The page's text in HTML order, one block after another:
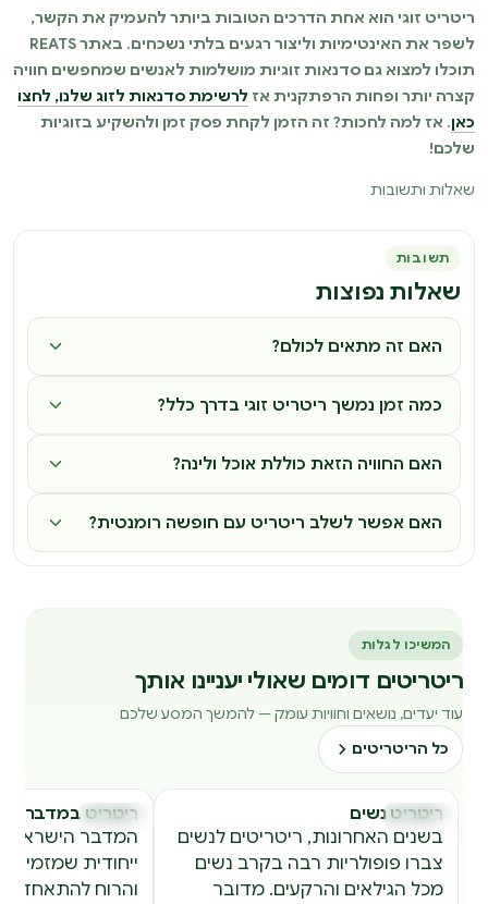
ריטריט זוגי הוא אחת הדרכים הטובות ביותר להעמיק את הקשר,
לשפר את האינטימיות וליצור רגעים בלתי נשכחים. באתר REATS
תוכלו למצוא גם סדנאות זוגיות מושלמות לאנשים שמחפשים חוויה
קצרה יותר ופחות הרפתקנית אז לרשימת סדנאות לזוג שלנו, לחצו
כאן. אז למה לחכות? זה הזמן לקחת פסק זמן ולהשקיע בזוגיות
שלכם!
שאלות ותשובות
תשובות
שאלות נפוצות
האם זה מתאים לכולם?
כמה זמן נמשך ריטריט זוגי בדרך כלל?
האם החוויה הזאת כוללת אוכל ולינה?
האם אפשר לשלב ריטריט עם חופשה רומנטית?
המשיכו לגלות
ריטריטים דומים שאולי יעניינו אותך
עוד יעדים, נושאים וחוויות עומק — להמשך המסע שלכם
כל הריטריטים
ר
ריטריטים
ריטריט נשים
בשנים האחרונות, ריטריטים לנשים
צברו פופולריות רבה בקרב נשים
מכל הגילאים והרקעים. מדובר
ר
ריטריטים
ריטריט במדבר
המדבר הישראלי
ייחודית
והרוח להתאחד.